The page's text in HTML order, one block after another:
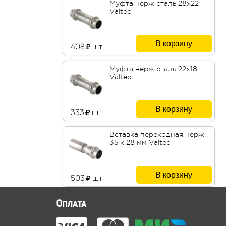
Муфта нерж сталь 28х22
Valtec
408 шт В корзину
Муфта нерж сталь 22х18
Valtec
333 шт В корзину
Вставка переходная нерж.
35 х 28 мм Valtec
503 шт В корзину
Оплата